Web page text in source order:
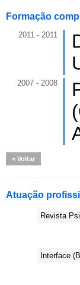
Formação
2011 - 2011
2007 - 2008
Voltar
Atuação
Revista
Interface